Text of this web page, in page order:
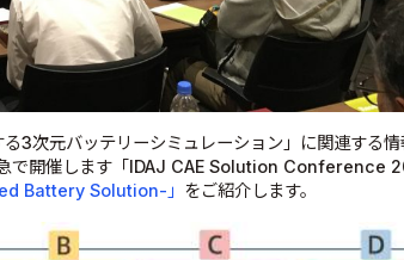
3次元バッテリーシミュレーション」に関連する情
で開催します「IDAJ CAE Solution Conference
Battery Solution-」 をご紹介します。